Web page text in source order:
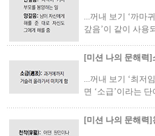
...꺼내 보기 ‘까마
갚음’이 같이 사
[미션 나의 문해력]
...꺼내 보기 ‘최저
면 ‘소급’이라는
[미션 나의 문해력]